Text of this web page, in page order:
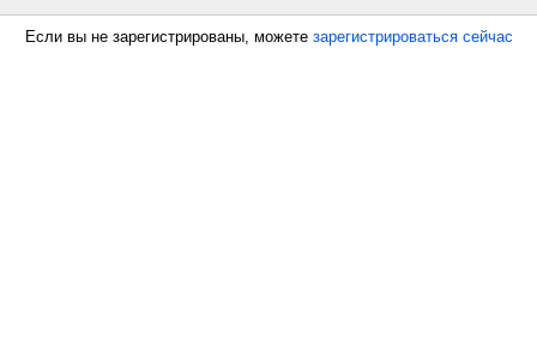
Если вы не зарегистрированы, можете зарегистрироваться сейчас